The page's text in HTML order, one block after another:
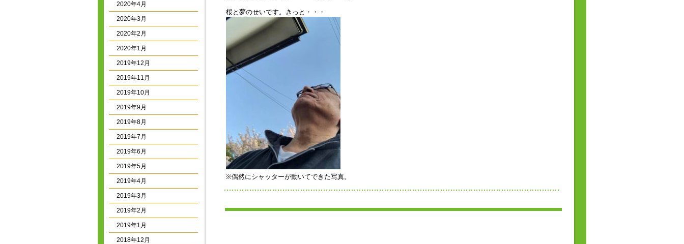
2020年4月
2020年3月
2020年2月
2020年1月
2019年12月
2019年11月
2019年10月
2019年9月
2019年8月
2019年7月
2019年6月
2019年5月
2019年4月
2019年3月
2019年2月
2019年1月
2018年12月
桜と夢のせいです。きっと・・・
※偶然にシャッターが動いてできた写真。